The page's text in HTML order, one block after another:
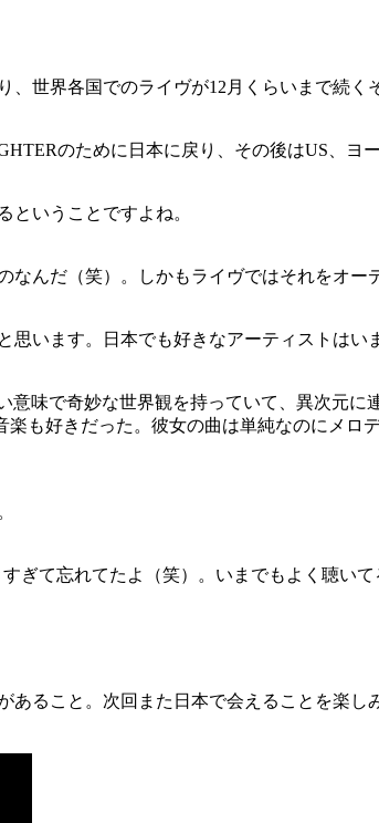
世界各国でのライヴが12月くらいまで続く
のために日本に戻り、その後はUS、ヨ
いうことですよね。
んだ（笑）。しかもライヴではそれをオー
います。日本でも好きなアーティストはい
意味で奇妙な世界観を持っていて、異次元
楽も好きだった。彼女の曲は単純なのにメ
て忘れてたよ（笑）。いまでもよく聴いて
ること。次回また日本で会えることを楽し